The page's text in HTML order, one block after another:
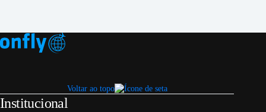
Voltar ao topo
Institucional